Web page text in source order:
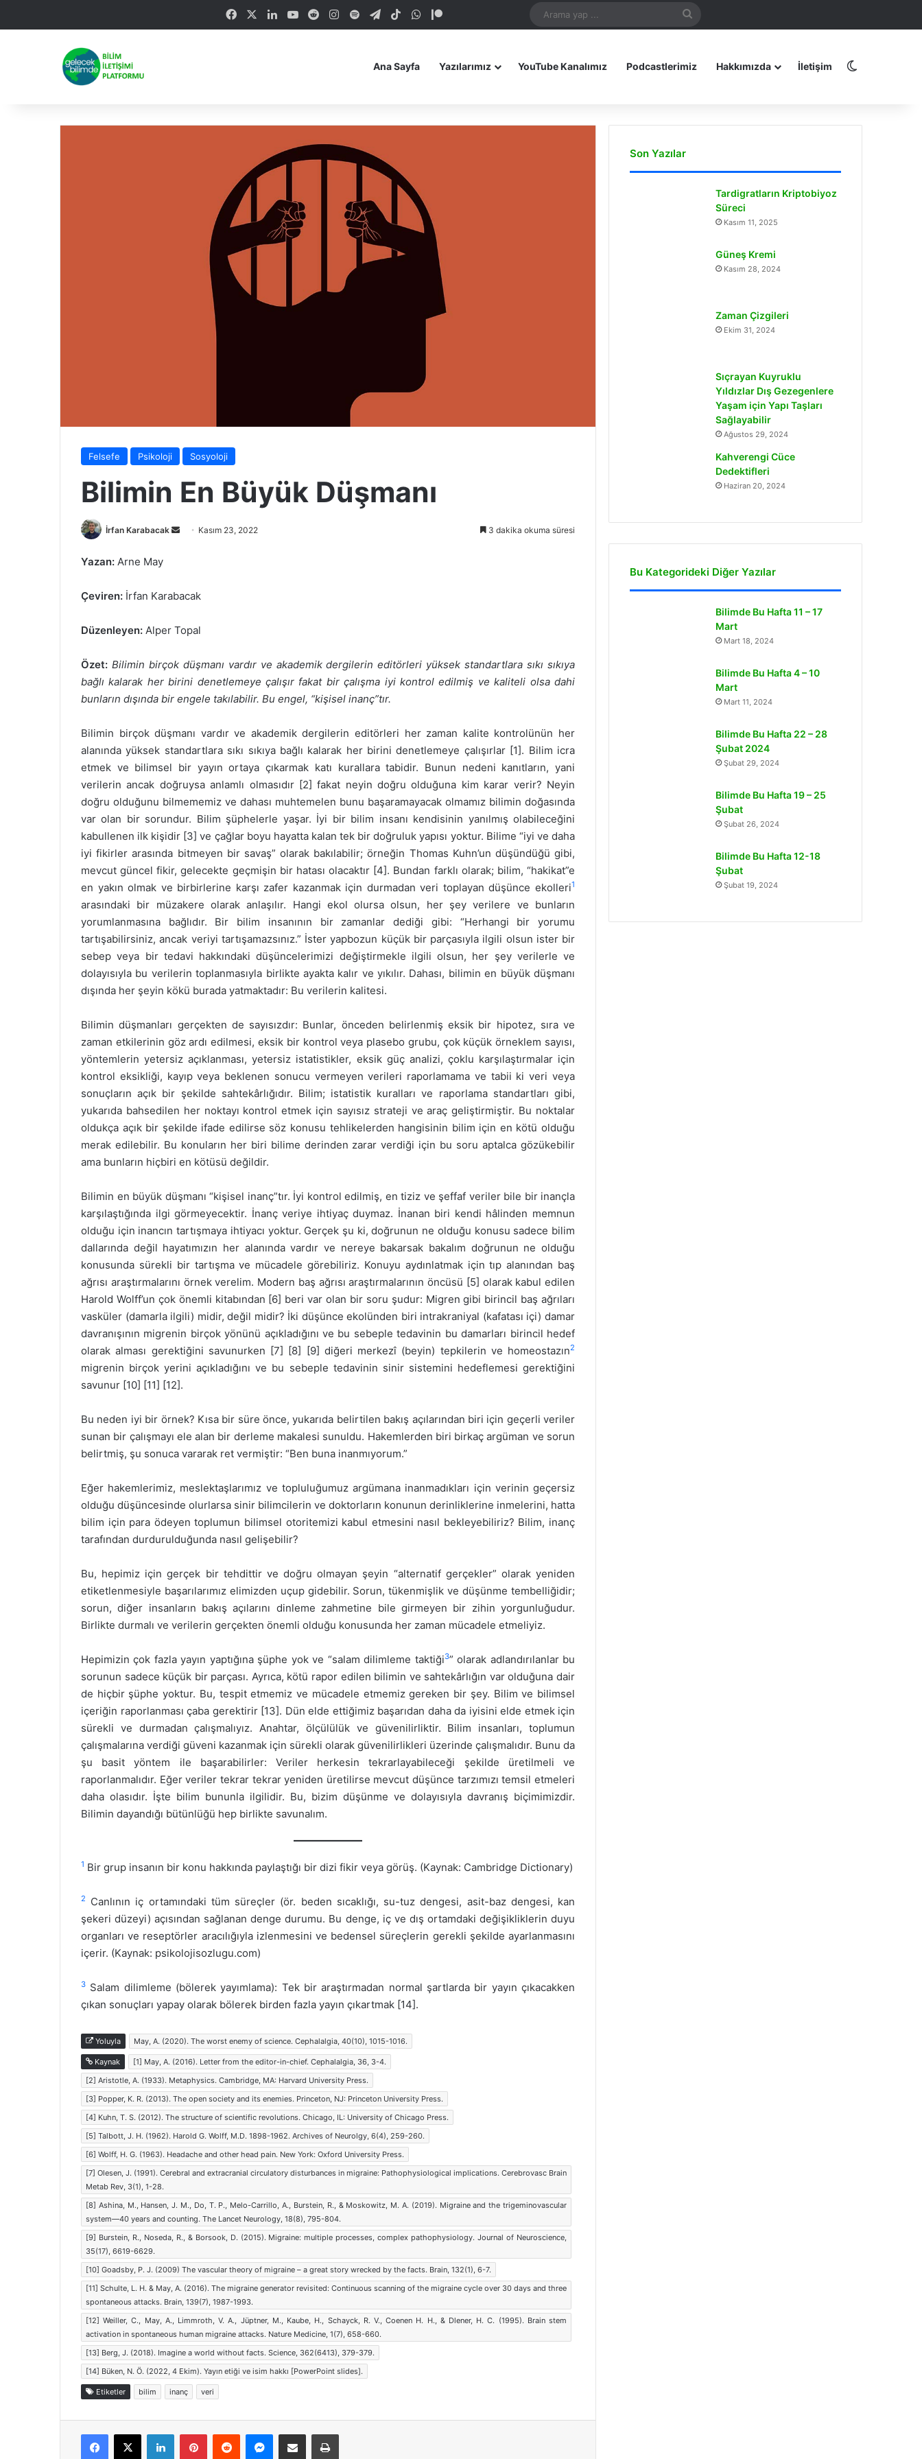
FacebookLinkedInYouTube
RedditInstagram
SpotifyTelegramTikTokWhatsApp
Patreon
MastodoniOS Uygulamamız
Android Uygulamamız
...
Ana Sayfa Yazılarımız YouTube Kanalımız Podcastlerimiz Hakkımızda İletişim
Felsefe Psikoloji Sosyoloji
Bilimin En Büyük Düşmanı
İrfan Karabacak
Bir
Kasım 23, 2022 3 dakika okuma süresi
Yazan: Arne May
Çeviren: İrfan Karabacak
Düzenleyen: Alper Topal
Özet: Bilimin birçok düşmanı vardır ve akademik dergilerin editörleri yüksek standartlara sıkı sıkıya
bağlı kalarak her birini denetlemeye çalışır fakat bir çalışma iyi kontrol edilmiş ve kaliteli olsa dahi
bunların dışında bir engele takılabilir. Bu engel, “kişisel inanç”tır.
Bilimin birçok düşmanı vardır ve akademik dergilerin editörleri her zaman kalite kontrolünün her
alanında yüksek standartlara sıkı sıkıya bağlı kalarak her birini denetlemeye çalışırlar [1]. Bilim icra
etmek ve bilimsel bir yayın ortaya çıkarmak katı kurallara tabidir. Bunun nedeni kanıtların, yani
verilerin ancak doğruysa anlamlı olmasıdır [2] fakat neyin doğru olduğuna kim karar verir? Neyin
doğru olduğunu bilmememiz ve dahası muhtemelen bunu başaramayacak olmamız bilimin doğasında
var olan bir sorundur. Bilim şüphelerle yaşar. İyi bir bilim insanı kendisinin yanılmış olabileceğini
kabullenen ilk kişidir [3] ve çağlar boyu hayatta kalan tek bir doğruluk yapısı yoktur. Bilime “iyi ve daha
iyi fikirler arasında bitmeyen bir savaş” olarak bakılabilir; örneğin Thomas Kuhn’un düşündüğü gibi,
mevcut güncel fikir, gelecekte geçmişin bir hatası olacaktır [4]. Bundan farklı olarak; bilim, “hakikat”e
en yakın olmak ve birbirlerine karşı zafer kazanmak için durmadan veri toplayan düşünce ekolleri1
arasındaki bir müzakere olarak anlaşılır. Hangi ekol olursa olsun, her şey verilere ve bunların
yorumlanmasına bağlıdır. Bir bilim insanının bir zamanlar dediği gibi: “Herhangi bir yorumu
tartışabilirsiniz, ancak veriyi tartışamazsınız.” İster yapbozun küçük bir parçasıyla ilgili olsun ister bir
sebep veya bir tedavi hakkındaki düşüncelerimizi değiştirmekle ilgili olsun, her şey verilerle ve
dolayısıyla bu verilerin toplanmasıyla birlikte ayakta kalır ve yıkılır. Dahası, bilimin en büyük düşmanı
dışında her şeyin kökü burada yatmaktadır: Bu verilerin kalitesi.
Bilimin düşmanları gerçekten de sayısızdır: Bunlar, önceden belirlenmiş eksik bir hipotez, sıra ve
zaman etkilerinin göz ardı edilmesi, eksik bir kontrol veya plasebo grubu, çok küçük örneklem sayısı,
yöntemlerin yetersiz açıklanması, yetersiz istatistikler, eksik güç analizi, çoklu karşılaştırmalar için
kontrol eksikliği, kayıp veya beklenen sonucu vermeyen verileri raporlamama ve tabii ki veri veya
sonuçların açık bir şekilde sahtekârlığıdır. Bilim; istatistik kuralları ve raporlama standartları gibi,
yukarıda bahsedilen her noktayı kontrol etmek için sayısız strateji ve araç geliştirmiştir. Bu noktalar
oldukça açık bir şekilde ifade edilirse söz konusu tehlikelerden hangisinin bilim için en kötü olduğu
merak edilebilir. Bu konuların her biri bilime derinden zarar verdiği için bu soru aptalca gözükebilir
ama bunların hiçbiri en kötüsü değildir.
Bilimin en büyük düşmanı “kişisel inanç”tır. İyi kontrol edilmiş, en tiziz ve şeffaf veriler bile bir inançla
karşılaştığında ilgi görmeyecektir. İnanç veriye ihtiyaç duymaz. İnanan biri kendi hâlinden memnun
olduğu için inancın tartışmaya ihtiyacı yoktur. Gerçek şu ki, doğrunun ne olduğu konusu sadece bilim
dallarında değil hayatımızın her alanında vardır ve nereye bakarsak bakalım doğrunun ne olduğu
konusunda sürekli bir tartışma ve mücadele görebiliriz. Konuyu aydınlatmak için tıp alanından baş
ağrısı araştırmalarını örnek verelim. Modern baş ağrısı araştırmalarının öncüsü [5] olarak kabul edilen
Harold Wolff’un çok önemli kitabından [6] beri var olan bir soru şudur: Migren gibi birincil baş ağrıları
vasküler (damarla ilgili) midir, değil midir? İki düşünce ekolünden biri intrakraniyal (kafatası içi) damar
davranışının migrenin birçok yönünü açıkladığını ve bu sebeple tedavinin bu damarları birincil hedef
olarak alması gerektiğini savunurken [7] [8] [9] diğeri merkezî (beyin) tepkilerin ve homeostazın2
migrenin birçok yerini açıkladığını ve bu sebeple tedavinin sinir sistemini hedeflemesi gerektiğini
savunur [10] [11] [12].
Bu neden iyi bir örnek? Kısa bir süre önce, yukarıda belirtilen bakış açılarından biri için geçerli veriler
sunan bir çalışmayı ele alan bir derleme makalesi sunuldu. Hakemlerden biri birkaç argüman ve sorun
belirtmiş, şu sonuca vararak ret vermiştir: “Ben buna inanmıyorum.”
Eğer hakemlerimiz, meslektaşlarımız ve topluluğumuz argümana inanmadıkları için verinin geçersiz
olduğu düşüncesinde olurlarsa sinir bilimcilerin ve doktorların konunun derinliklerine inmelerini, hatta
bilim için para ödeyen toplumun bilimsel otoritemizi kabul etmesini nasıl bekleyebiliriz? Bilim, inanç
tarafından durdurulduğunda nasıl gelişebilir?
Bu, hepimiz için gerçek bir tehdittir ve doğru olmayan şeyin “alternatif gerçekler” olarak yeniden
etiketlenmesiyle başarılarımız elimizden uçup gidebilir. Sorun, tükenmişlik ve düşünme tembelliğidir;
sorun, diğer insanların bakış açılarını dinleme zahmetine bile girmeyen bir zihin yorgunluğudur.
Birlikte durmalı ve verilerin gerçekten önemli olduğu konusunda her zaman mücadele etmeliyiz.
Hepimizin çok fazla yayın yaptığına şüphe yok ve “salam dilimleme taktiği3” olarak adlandırılanlar bu
sorunun sadece küçük bir parçası. Ayrıca, kötü rapor edilen bilimin ve sahtekârlığın var olduğuna dair
de hiçbir şüphe yoktur. Bu, tespit etmemiz ve mücadele etmemiz gereken bir şey. Bilim ve bilimsel
içeriğin raporlanması çaba gerektirir [13]. Dün elde ettiğimiz başarıdan daha da iyisini elde etmek için
sürekli ve durmadan çalışmalıyız. Anahtar, ölçülülük ve güvenilirliktir. Bilim insanları, toplumun
çalışmalarına verdiği güveni kazanmak için sürekli olarak güvenilirlikleri üzerinde çalışmalıdır. Bunu da
şu basit yöntem ile başarabilirler: Veriler herkesin tekrarlayabileceği şekilde üretilmeli ve
raporlanmalıdır. Eğer veriler tekrar tekrar yeniden üretilirse mevcut düşünce tarzımızı temsil etmeleri
daha olasıdır. İşte bilim bununla ilgilidir. Bu, bizim düşünme ve dolayısıyla davranış biçimimizdir.
Bilimin dayandığı bütünlüğü hep birlikte savunalım.
1 Bir grup insanın bir konu hakkında paylaştığı bir dizi fikir veya görüş. (Kaynak: Cambridge Dictionary)
2
Canlının iç ortamındaki tüm süreçler (ör. beden sıcaklığı, su-tuz dengesi, asit-baz dengesi, kan
şekeri düzeyi) açısından sağlanan denge durumu. Bu denge, iç ve dış ortamdaki değişikliklerin duyu
organları ve reseptörler aracılığıyla izlenmesini ve bedensel süreçlerin gerekli şekilde ayarlanmasını
içerir. (Kaynak: psikolojisozlugu.com)
3 Salam dilimleme (bölerek yayımlama): Tek bir araştırmadan normal şartlarda bir yayın çıkacakken
çıkan sonuçları yapay olarak bölerek birden fazla yayın çıkartmak [14].
Yoluyla May, A. (2020). The worst enemy of science. Cephalalgia, 40(10), 1015-1016.
Kaynak
[1] May, A. (2016). Letter from the editor-in-chief. Cephalalgia, 36, 3-4.
[2] Aristotle, A. (1933). Metaphysics. Cambridge, MA: Harvard University Press.
[3] Popper, K. R. (2013). The open society and its enemies. Princeton, NJ: Princeton University Press.
[4] Kuhn, T. S. (2012). The structure of scientific revolutions. Chicago, IL: University of Chicago Press.
[5] Talbott, J. H. (1962). Harold G. Wolff, M.D. 1898-1962. Archives of Neurolgy, 6(4), 259-260.
[6] Wolff, H. G. (1963). Headache and other head pain. New York: Oxford University Press.
[7] Olesen, J. (1991). Cerebral and extracranial circulatory disturbances in migraine: Pathophysiological implications. Cerebrovasc Brain
Metab Rev, 3(1), 1-28.
[8] Ashina, M., Hansen, J. M., Do, T. P., Melo-Carrillo, A., Burstein, R., & Moskowitz, M. A. (2019). Migraine and the trigeminovascular
system—40 years and counting. The Lancet Neurology, 18(8), 795-804.
[9] Burstein, R., Noseda, R., & Borsook, D. (2015). Migraine: multiple processes, complex pathophysiology. Journal of Neuroscience,
35(17), 6619-6629.
[10] Goadsby, P. J. (2009) The vascular theory of migraine – a great story wrecked by the facts. Brain, 132(1), 6-7.
[11] Schulte, L. H. & May, A. (2016). The migraine generator revisited: Continuous scanning of the migraine cycle over 30 days and three
spontaneous attacks. Brain, 139(7), 1987-1993.
[12] Weiller, C., May, A., Limmroth, V. A., Jüptner, M., Kaube, H., Schayck, R. V., Coenen H. H., & Dlener, H. C. (1995). Brain stem
activation in spontaneous human migraine attacks. Nature Medicine, 1(7), 658-660.
[13] Berg, J. (2018). Imagine a world without facts. Science, 362(6413), 379-379.
[14] Büken, N. Ö. (2022, 4 Ekim). Yayın etiği ve isim hakkı [PowerPoint slides].
Etiketler bilim inanç veri
Facebook
X LinkedInPinterestReddit Messenger
E-Posta ile paylaş Yazdır
Son Yazılar
Tardigratların Kriptobiyoz
Süreci
Kasım 11, 2025
Güneş Kremi
Kasım 28, 2024
Zaman Çizgileri
Ekim 31, 2024
Sıçrayan Kuyruklu
Yıldızlar Dış Gezegenlere
Yaşam için Yapı Taşları
Sağlayabilir
Ağustos 29, 2024
Kahverengi Cüce
Dedektifleri
Haziran 20, 2024
Bu Kategorideki Diğer Yazılar
Bilimde Bu Hafta 11 – 17
Mart
Mart 18, 2024
Bilimde Bu Hafta 4 – 10
Mart
Mart 11, 2024
Bilimde Bu Hafta 22 – 28
Şubat 2024
Şubat 29, 2024
Bilimde Bu Hafta 19 – 25
Şubat
Şubat 26, 2024
Bilimde Bu Hafta 12-18
Şubat
Şubat 19, 2024